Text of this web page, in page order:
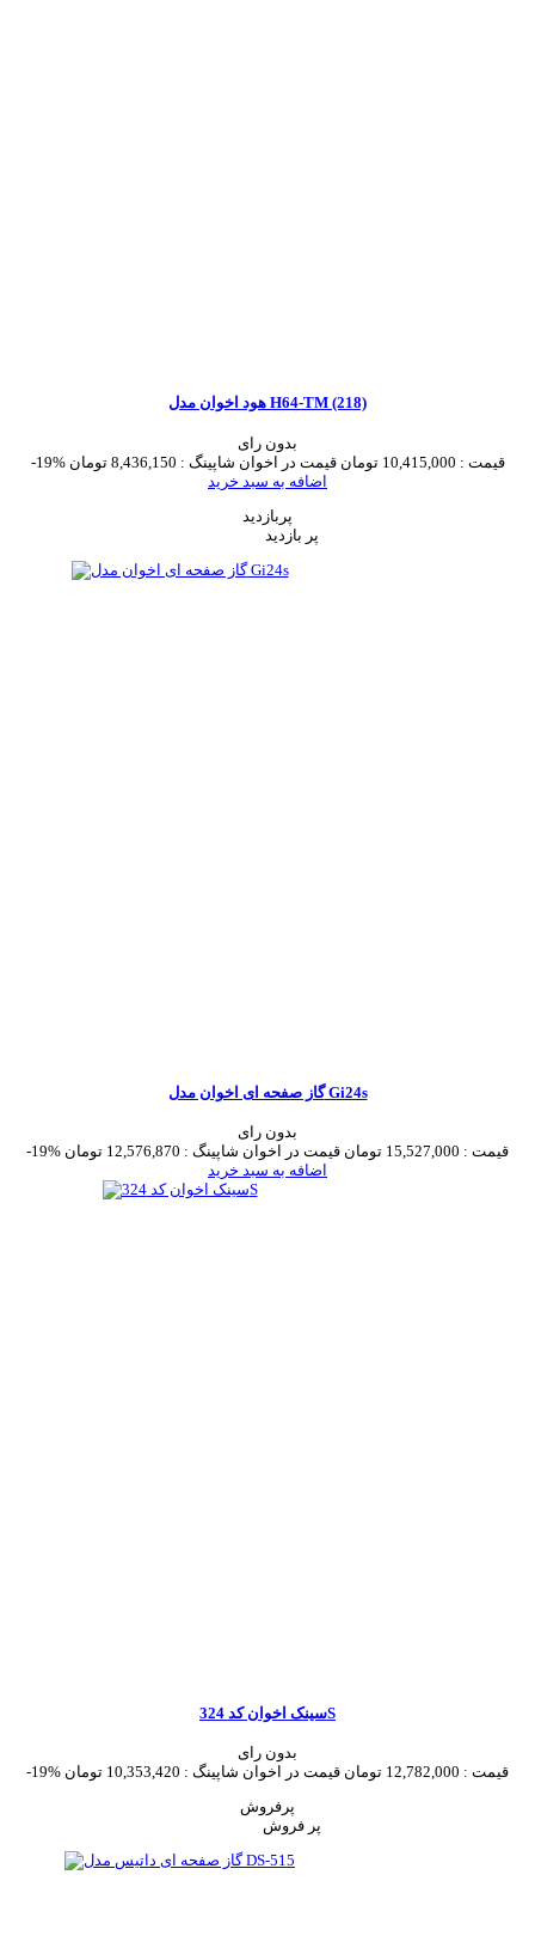
هود اخوان مدل H64-TM (218)
بدون رای
-19%
قیمت : 10,415,000 تومان قیمت در اخوان شاپینگ : 8,436,150 تومان
اضافه به سبد خرید
پربازدید
پر بازدید
گاز صفحه ای اخوان مدل Gi24s
بدون رای
-19%
قیمت : 15,527,000 تومان قیمت در اخوان شاپینگ : 12,576,870 تومان
اضافه به سبد خرید
سینک اخوان کد 324S
بدون رای
-19%
قیمت : 12,782,000 تومان قیمت در اخوان شاپینگ : 10,353,420 تومان
پرفروش